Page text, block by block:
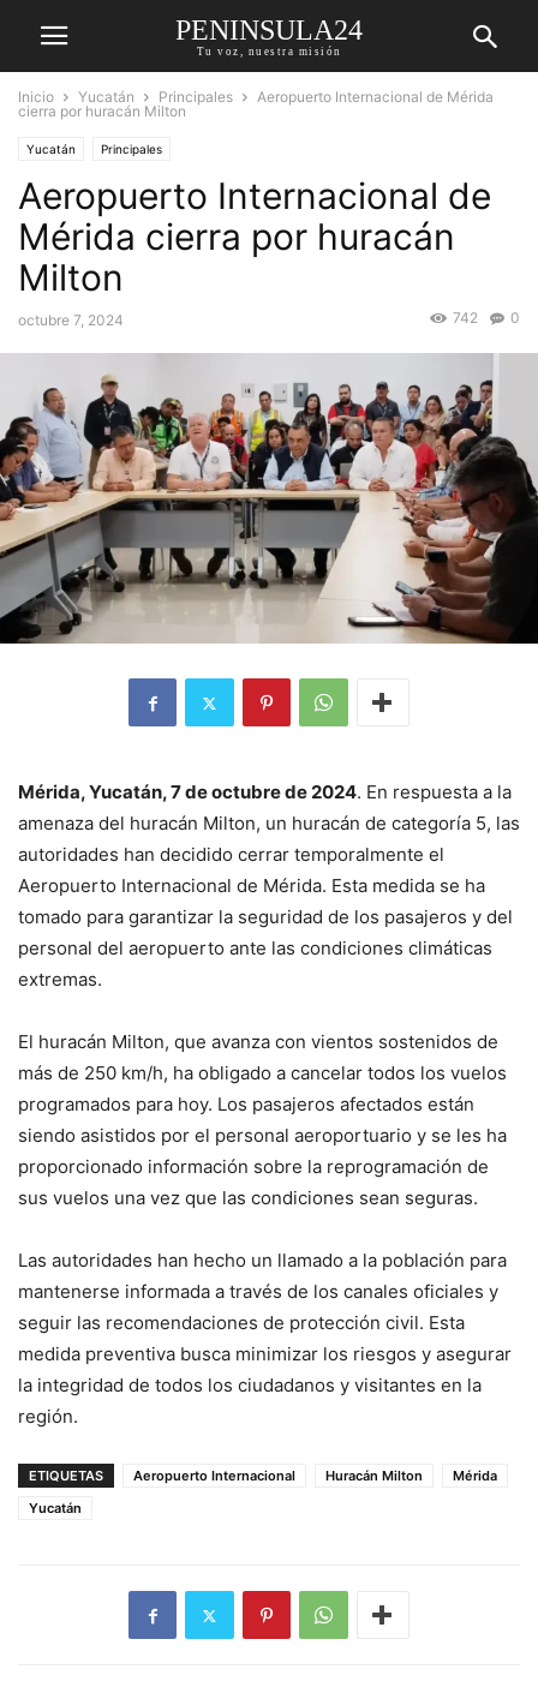
PENINSULA24
Tu voz, nuestra misión
Inicio Yucatán Principales
Aeropuerto Internacional de Mérida
cierra por huracán Milton
Yucatán Principales
Aeropuerto Internacional de
Mérida cierra por huracán
Milton
octubre 7, 2024 0
742
Mérida, Yucatán, 7 de octubre de 2024. En respuesta a la
amenaza del huracán Milton, un huracán de categoría 5, las
autoridades han decidido cerrar temporalmente el
Aeropuerto Internacional de Mérida. Esta medida se ha
tomado para garantizar la seguridad de los pasajeros y del
personal del aeropuerto ante las condiciones climáticas
extremas.
El huracán Milton, que avanza con vientos sostenidos de
más de 250 km/h, ha obligado a cancelar todos los vuelos
programados para hoy. Los pasajeros afectados están
siendo asistidos por el personal aeroportuario y se les ha
proporcionado información sobre la reprogramación de
sus vuelos una vez que las condiciones sean seguras.
Las autoridades han hecho un llamado a la población para
mantenerse informada a través de los canales oficiales y
seguir las recomendaciones de protección civil. Esta
medida preventiva busca minimizar los riesgos y asegurar
la integridad de todos los ciudadanos y visitantes en la
región.
ETIQUETAS Aeropuerto Internacional Huracán Milton
Mérida
Yucatán